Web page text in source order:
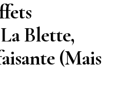
Blette,
(Mais